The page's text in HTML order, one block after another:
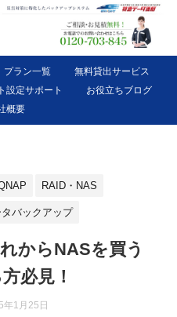
プラン一覧
無料貸出サービス
設定サポート
お役立ちブログ
概要
RAID・NAS
バックアップ
からNASを買う
必見！
年1月25日